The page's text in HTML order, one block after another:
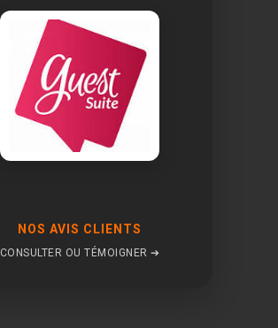
NOS AVIS CLIENTS
CONSULTER OU TÉMOIGNER ➔